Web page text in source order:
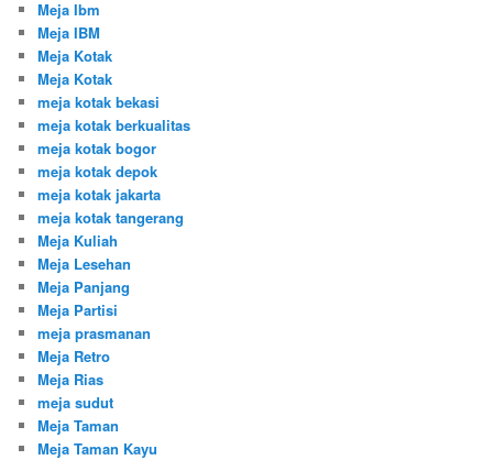
Meja Ibm
Meja IBM
Meja Kotak
Meja Kotak
meja kotak bekasi
meja kotak berkualitas
meja kotak bogor
meja kotak depok
meja kotak jakarta
meja kotak tangerang
Meja Kuliah
Meja Lesehan
Meja Panjang
Meja Partisi
meja prasmanan
Meja Retro
Meja Rias
meja sudut
Meja Taman
Meja Taman Kayu